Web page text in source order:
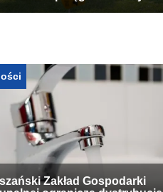
Zakład Gospodarki